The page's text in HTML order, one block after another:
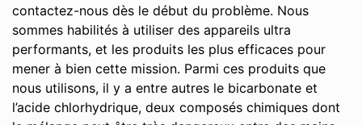
contactez-nous dès le début du problème. Nous
sommes habilités à utiliser des appareils ultra
performants, et les produits les plus efficaces pour
mener à bien cette mission. Parmi ces produits que
nous utilisons, il y a entre autres le bicarbonate et
l’acide chlorhydrique, deux composés chimiques dont